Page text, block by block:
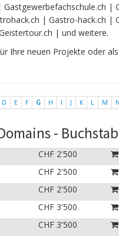
| Gastro-hack.ch |
| und weitere.
Ihre neuen Projekte oder
D E F G H I J K L M N
-
CHF 2'500
CHF 2'500
CHF 2'500
CHF 3'500
CHF 3'500